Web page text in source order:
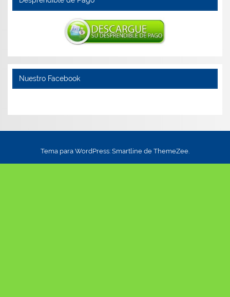
Nuestro Facebook
Tema para WordPress: Smartline de ThemeZee.